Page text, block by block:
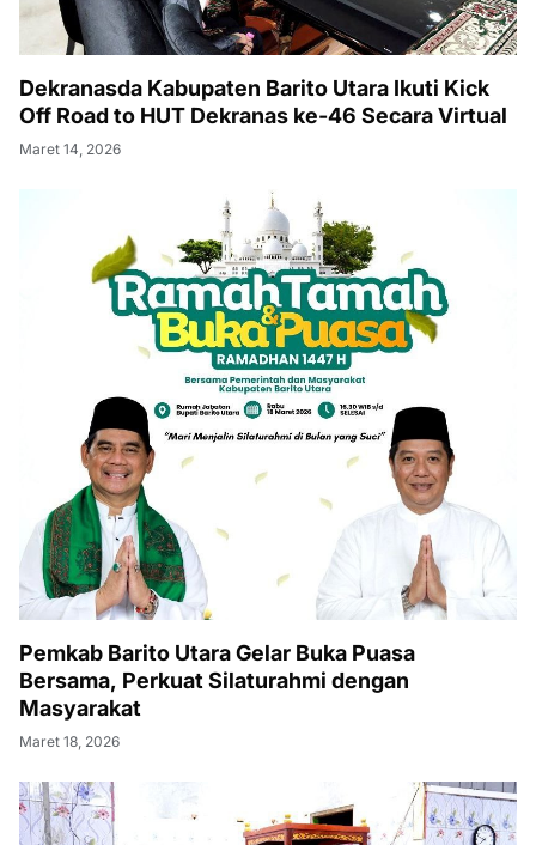
Dekranasda Kabupaten Barito Utara Ikuti Kick
Off Road to HUT Dekranas ke-46 Secara Virtual
Maret 14, 2026
Pemkab Barito Utara Gelar Buka Puasa
Bersama, Perkuat Silaturahmi dengan
Masyarakat
Maret 18, 2026